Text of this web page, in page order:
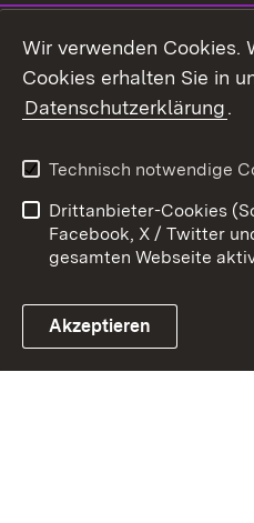
Link zum Landesportal
Kontakt
Impressum
Wir verwenden Cookies.
Cookies erhalten Sie in
Datenschutzerklärung.
Technisch notwendige
Drittanbieter-Cookies
Facebook, X / Twitter
gesamten Webseite
Akzeptieren